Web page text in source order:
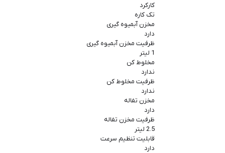
کارکرد
تک کاره
مخزن آبمیوه گیری
دارد
ظرفیت مخزن آبمیوه گیری
1 لیتر
مخلوط کن
ندارد
ظرفیت مخلوط کن
ندارد
مخزن تفاله
دارد
ظرفیت مخزن تفاله
2.5 لیتر
قابلیت تنظیم سرعت
دارد